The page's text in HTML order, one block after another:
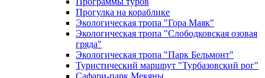
Прогулка на кораблике
Экологическая тропа "Гора Маяк"
Экологическая тропа "Слободковская озовая
гряда"
Экологическая тропа "Парк Бельмонт"
Туристический маршрут "Турбазовский рог"
Сафари-парк Мекяны